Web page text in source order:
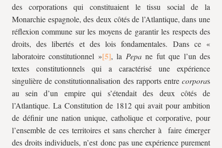
des corporations qui constituaient le tissu social de la
Monarchie espagnole, des deux côtés de l’Atlantique, dans une
réflexion commune sur les moyens de garantir les respects des
droits, des libertés et des lois fondamentales. Dans ce «
laboratoire constitutionnel »
, la Pepane fut que l’un des
textes constitutionnels qui a caractérisé une expérience
singulière de constitutionnalisation des rapports entre corporas
au sein d’un empire qui s’étendait des deux côtés de
l’Atlantique. La Constitution de 1812 qui avait pour ambition
de définir une nation unique, catholique et corporative, pour
l’ensemble de ces territoires et sans chercher à faire émerger
des droits individuels, n’est donc pas une expérience purement